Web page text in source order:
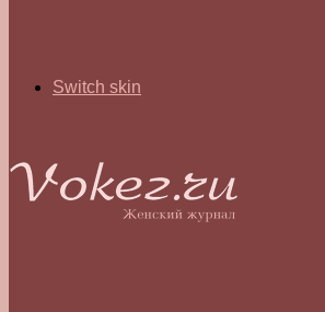
Switch skin